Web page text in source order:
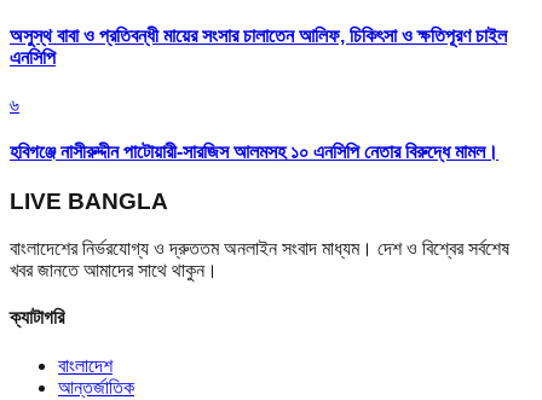
অসুস্থ বাবা ও প্রতিবন্ধী মায়ের সংসার চালাতেন আলিফ, চিকিৎসা ও ক্ষতিপূরণ চাইল
এনসিপি
৬
হবিগঞ্জে নাসীরুদ্দীন পাটোয়ারী-সারজিস আলমসহ ১০ এনসিপি নেতার বিরুদ্ধে মামল।
LIVE BANGLA
বাংলাদেশের নির্ভরযোগ্য ও দ্রুততম অনলাইন সংবাদ মাধ্যম। দেশ ও বিশ্বের সর্বশেষ
খবর জানতে আমাদের সাথে থাকুন।
ক্যাটাগরি
বাংলাদেশ
আন্তর্জাতিক